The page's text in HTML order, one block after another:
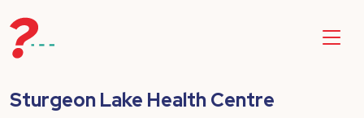
Sturgeon Lake Health Centre